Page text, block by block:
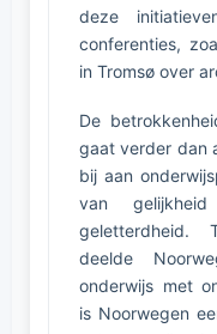
deze
conferenties,
in Tromsø over
De
gaat verder dan
bij aan
van
geletterdheid.
deelde
onderwijs met
is Noorwegen